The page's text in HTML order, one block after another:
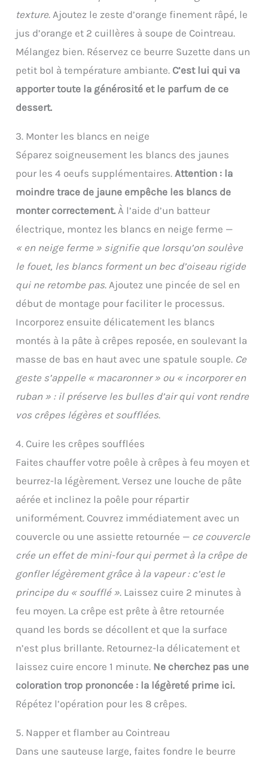
texture. Ajoutez le zeste d’orange finement râpé, le
jus d’orange et 2 cuillères à soupe de Cointreau.
Mélangez bien. Réservez ce beurre Suzette dans un
petit bol à température ambiante. C’est lui qui va
apporter toute la générosité et le parfum de ce
dessert.
3. Monter les blancs en neige
Séparez soigneusement les blancs des jaunes
pour les 4 oeufs supplémentaires.Attention : la
moindre trace de jaune empêche les blancs de
monter correctement. À l’aide d’un batteur
électrique, montez les blancs en neige ferme —
« en neige ferme » signifie que lorsqu’on soulève
le fouet, les blancs forment un bec d’oiseau rigide
qui ne retombe pas. Ajoutez une pincée de sel en
début de montage pour faciliter le processus.
Incorporez ensuite délicatement les blancs
montés à la pâte à crêpes reposée, en soulevant la
masse de bas en haut avec une spatule souple. Ce
geste s’appelle « macaronner » ou « incorporer en
ruban » : il préserve les bulles d’air qui vont rendre
vos crêpes légères et soufflées.
4. Cuire les crêpes soufflées
Faites chauffer votre poêle à crêpes à feu moyen et
beurrez-la légèrement. Versez une louche de pâte
aérée et inclinez la poêle pour répartir
uniformément. Couvrez immédiatement avec un
couvercle ou une assiette retournée — ce couvercle
crée un effet de mini-four qui permet à la crêpe de
gonfler légèrement grâce à la vapeur : c’est le
principe du « soufflé ». Laissez cuire 2 minutes à
feu moyen. La crêpe est prête à être retournée
quand les bords se décollent et que la surface
n’est plus brillante. Retournez-la délicatement et
laissez cuire encore 1 minute. Ne cherchez pas une
coloration trop prononcée : la légèreté prime ici.
Répétez l’opération pour les 8 crêpes.
5. Napper et flamber au Cointreau
Dans une sauteuse large, faites fondre le beurre